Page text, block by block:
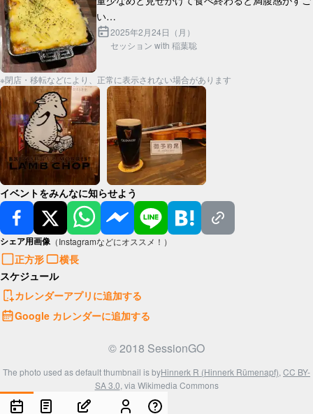
い
芋とラム肉の間の層にチーズがたっぷり入ってて
2025年2月24日（月）
セッション with 稲葉聡
※閉店・移転などにより、正常に表示されない場合があります
イベントをみんなに知らせよう
シェア用画像 （Instagramなどにオススメ！）
正方形
横長
スケジュール
カレンダーアプリに追加する
Google カレンダーに追加する
© 2018 SessionGO
The photo used as default thumbnail is byHinnerk R (Hinnerk Rümenapf), CC BY-
SA 3.0, via Wikimedia Commons